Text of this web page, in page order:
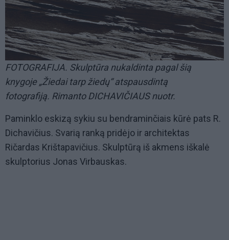
FOTOGRAFIJA. Skulptūra nukaldinta pagal šią
knygoje „Žiedai tarp žiedų“ atspausdintą
fotografiją. Rimanto DICHAVIČIAUS nuotr.
Paminklo eskizą sykiu su bendraminčiais kūrė pats R.
Dichavičius. Svarią ranką pridėjo ir architektas
Ričardas Krištapavičius. Skulptūrą iš akmens iškalė
skulptorius Jonas Virbauskas.